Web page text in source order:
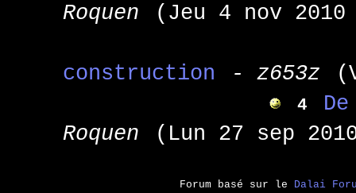
Roquen (Jeu 4 nov
construction - z653z
4
Roquen
(Lun 27 sep
Forum basé sur le Dalai